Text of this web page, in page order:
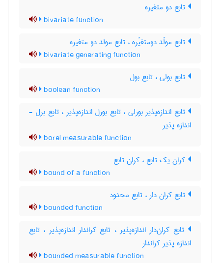
تابع دو متغیره
bivariate function
تابع مولّد دومتغیّره ، تابع مولد دو متغیره
bivariate generating function
تابع بولی ، تابع بول
boolean function
تابع اندازه‌پذیر بورلی ، تابع بورل اندازه‌پذیر ، تابع برل -
اندازه پذیر
borel measurable function
کران یک تابع ، کران تابع
bound of a function
تابع کران دار ، تابع محدود
bounded function
تابع کران‌دار اندازه‌پذیر ، تابع کراندار اندازه‌پذیر ، تابع
اندازه پذیر کراندار
bounded measurable function